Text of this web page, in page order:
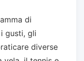
di
gusti, gli
diverse